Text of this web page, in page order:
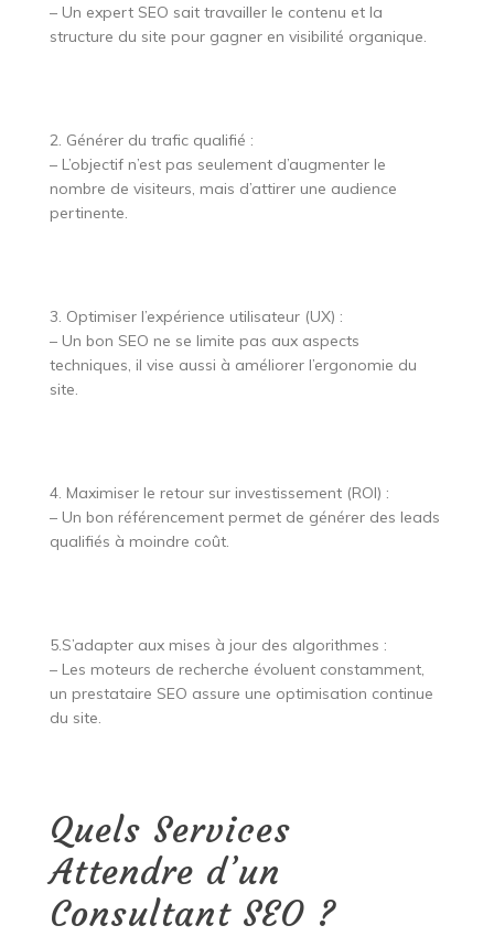
– Un expert SEO sait travailler le contenu et la
structure du site pour gagner en visibilité organique.
2. Générer du trafic qualifié :
– L’objectif n’est pas seulement d’augmenter le
nombre de visiteurs, mais d’attirer une audience
pertinente.
3. Optimiser l’expérience utilisateur (UX) :
– Un bon SEO ne se limite pas aux aspects
techniques, il vise aussi à améliorer l’ergonomie du
site.
4. Maximiser le retour sur investissement (ROI) :
– Un bon référencement permet de générer des leads
qualifiés à moindre coût.
5.S’adapter aux mises à jour des algorithmes :
– Les moteurs de recherche évoluent constamment,
un prestataire SEO assure une optimisation continue
du site.
Quels Services
Attendre d’un
Consultant SEO ?